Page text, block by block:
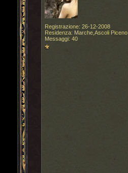
Registrazione: 26-12-2008
Residenza: Marche,Ascoli Piceno
Messaggi: 40